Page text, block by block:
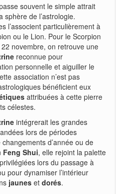
souvent le simple attrait
de l’astrologie.
l’associent particulièrement à
ou le Lion. Pour le Scorpion
novembre, on retrouve une
reconnue pour
personnelle et aiguiller le
association n’est pas
bénéficient eux
attribuées à cette pierre
célestes.
intégrerait les grandes
lors de périodes
d’année ou de
Feng Shui, elle rejoint la palette
lors du passage à
pour dynamiser l’intérieur
jaunes et dorés.